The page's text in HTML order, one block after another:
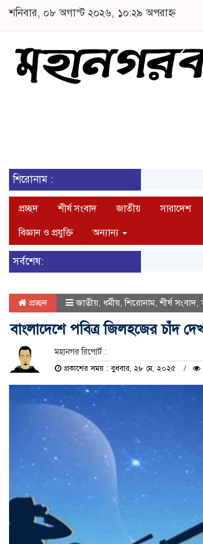
শনিবার, ০৮ অগাস্ট ২০২৬, ১০:২৯ অপরাহ্ন
শিরোনাম :
প্রচ্ছদ শীর্ষ সংবাদ জাতীয় সারাদেশ
বিজ্ঞান ও প্রযুক্তি
অন্যান্য
সর্বশেষ:
প্রচ্ছদ জাতীয়, ধর্মীয়,শিরোনাম,শীর্ষ সংবাদ,
বাংলাদেশে পবিত্র জিলহজের চাঁদ
মহানগর রিপোর্ট :
প্রকাশের সময় : বুধবার, ২৮ মে, ২০২৫